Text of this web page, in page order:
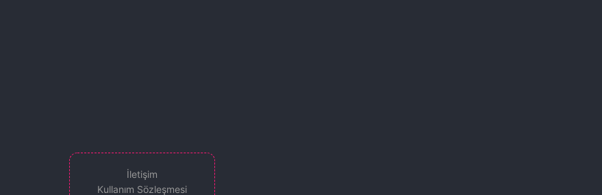
İletişim
Kullanım Sözleşmesi